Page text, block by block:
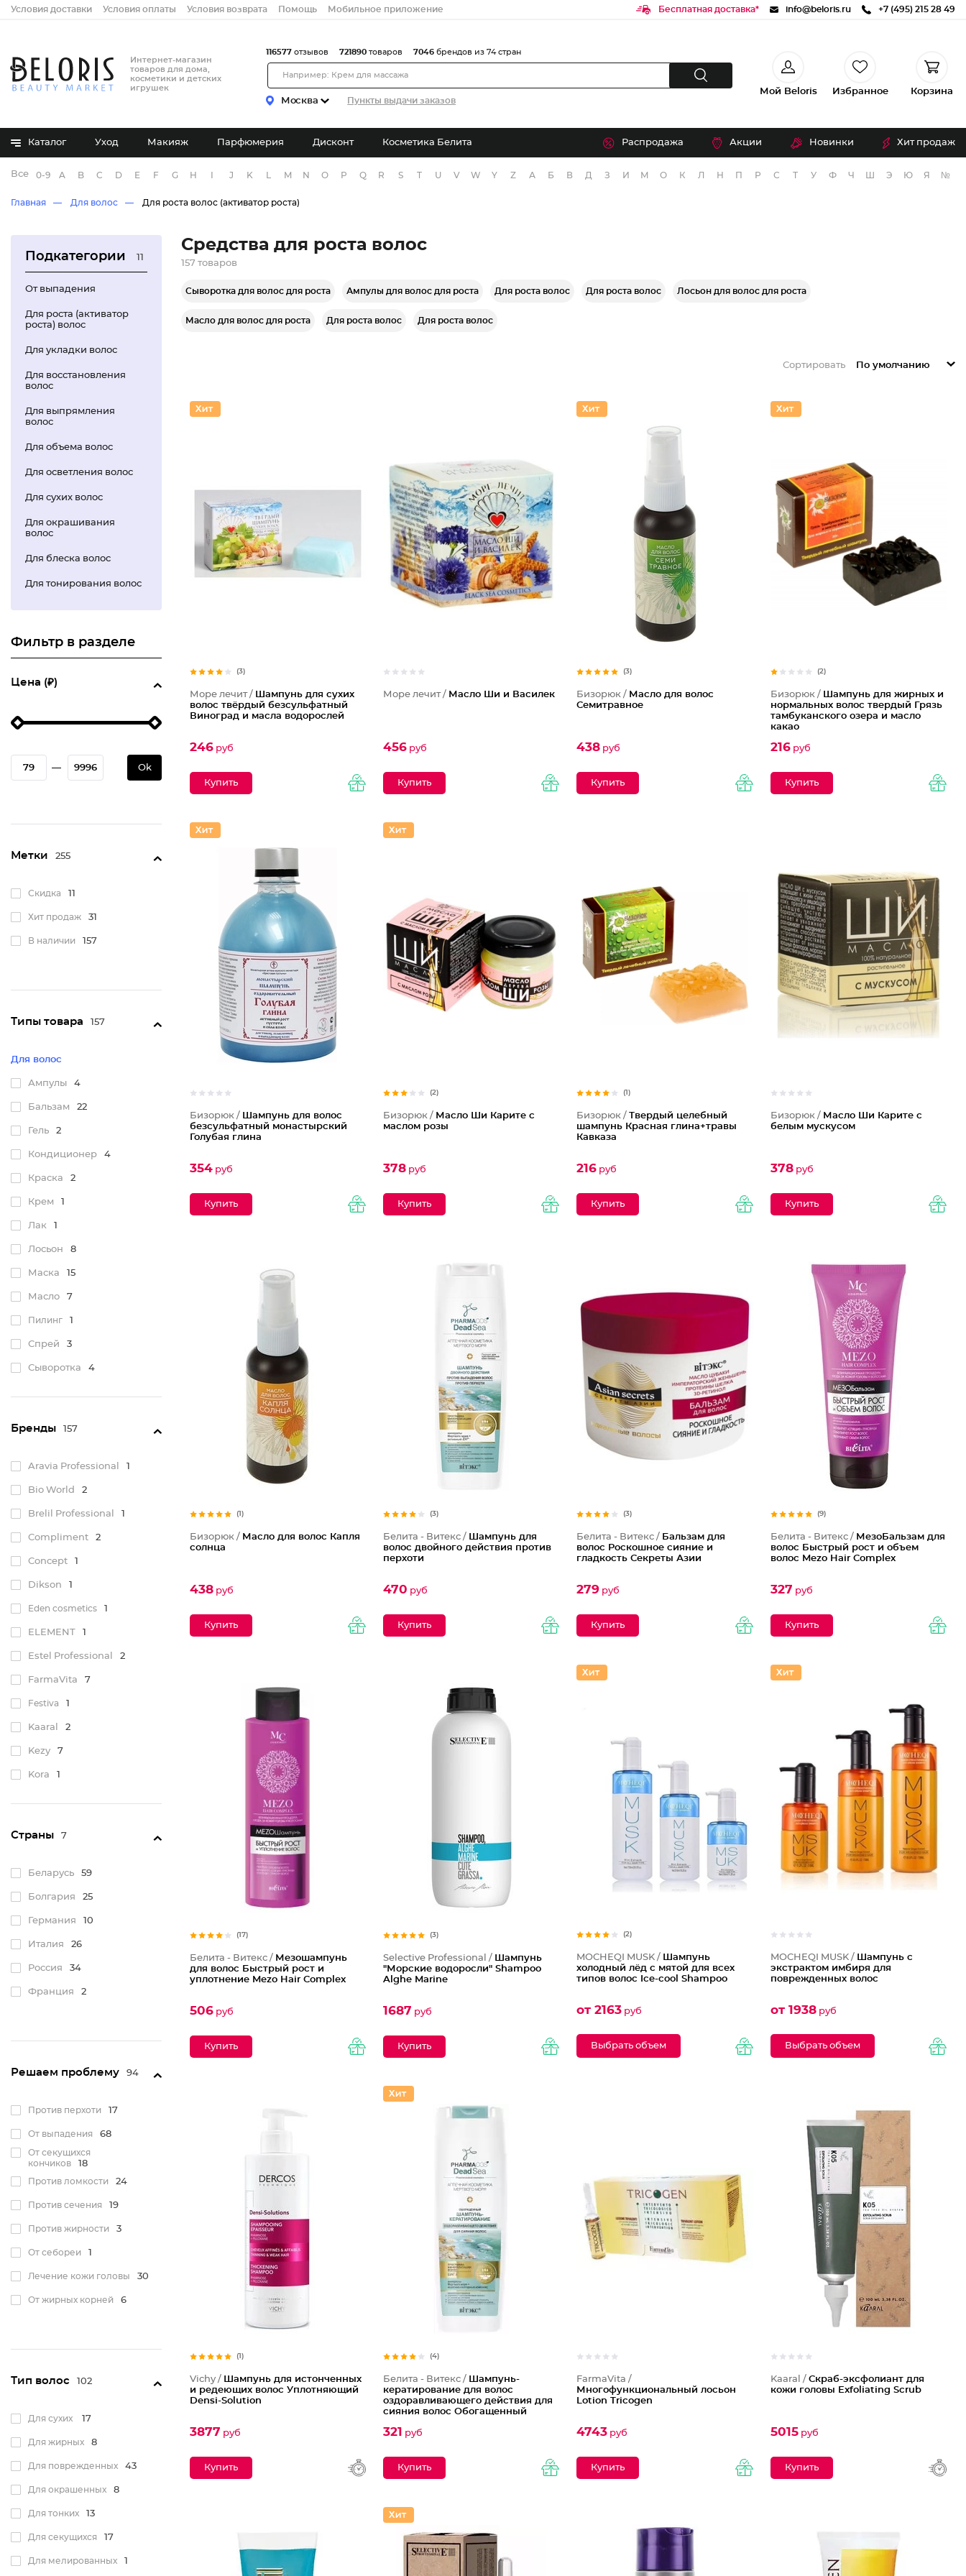
Условия доставки Условия оплаты Условия возврата Помощь Мобильное приложение Бесплатная доставка* info@beloris.ru +7 (495) 215 28 49
Интернет-магазин
товаров для дома,
косметики и детских
игрушек
Москва Пункты выдачи заказов
116577 отзывов 721890 товаров 7046 брендов из 74 стран
Мой Beloris Избранное Корзина
Каталог Уход Макияж Парфюмерия Дисконт Косметика Белита Распродажа Акции Новинки Хит продаж
Все бренды
0-9 A B C D E F G H J K M N O P Q R S T U V W Y Z А Б В Д З И М О К Л Н П Р С Т У Ф Ч Э Ю Я №
Главная Для волос Для роста волос (активатор роста)
Подкатегории 11
От выпадения
Для роста (активатор
роста) волос
Для укладки волос
Для восстановления
волос
Для выпрямления
волос
Для объема волос
Для осветления волос
Для сухих волос
Для окрашивания
волос
Для блеска волос
Для тонирования волос
Фильтр в разделе
Цена (₽)
— Ok
Метки 255
Скидка 11
Хит продаж 31
В наличии 157
Типы товара 157
Для волос
Ампулы 4
Бальзам 22
Гель 2
Кондиционер 4
Краска 2
Крем 1
Лак 1
Лосьон 8
Маска 15
Масло 7
Пилинг 1
Спрей 3
Сыворотка 4
Бренды 157
Aravia Professional 1
Bio World 2
Brelil Professional 1
Compliment 2
Concept 1
Dikson 1
Eden cosmetics 1
ELEMENT 1
Estel Professional 2
FarmaVita 7
Festiva 1
Kaaral 2
Kezy 7
Kora 1
Natura Siberica
Nook 2
OLLIN Professional
Selective Professional
Tefia 4
Vichy 2
Страны 7
Беларусь 59
Болгария 25
Германия 10
Италия 26
Россия 34
Франция 2
Решаем проблему 94
Против перхоти 17
От выпадения 68
От секущихся
кончиков
18
Против ломкости 24
Против сечения 19
Против жирности 3
От себореи 1
Лечение кожи головы 30
От жирных корней 6
Тип волос 102
Для сухих 17
Для жирных 8
Для поврежденных 43
Для окрашенных 8
Для тонких 13
Для секущихся 17
Для мелированных 1
Средства для роста волос
157 товаров
Сыворотка для волос для роста Ампулы для волос для роста Для роста волос Для роста волос Лосьон для волос для роста
Масло для волос для роста Для роста волос Для роста волос
Сортировать По умолчанию
(3)
Море лечит / Шампунь для сухих
волос твёрдый безсульфатный
Виноград и масла водорослей
246руб
Море лечит / Масло Ши и Василек
456руб
(3)
Бизорюк / Масло для волос
Семитравное
438 руб
(2)
Бизорюк / Шампунь для жирных и
нормальных волос твердый Грязь
тамбуканского озера и масло
какао
216руб
Бизорюк / Шампунь для волос
безсульфатный монастырский
Голубая глина
354руб
(2)
Бизорюк / Масло Ши Карите с
маслом розы
378руб
(1)
Бизорюк /
Твердый целебный
шампунь Красная глина+травы
Кавказа
216 руб
Бизорюк / Масло Ши Карите с
белым мускусом
378руб
(1)
Бизорюк / Масло для волос Капля
солнца
438руб
(3)
Белита - Витекс / Шампунь для
волос двойного действия против
перхоти
470 руб
(3)
Белита - Витекс / Бальзам для
волос Роскошное сияние и
гладкость Секреты Азии
279 руб
(9)
Белита - Витекс / МезоБальзам для
волос Быстрый рост и объем
волос Mezo Hair Complex
327 руб
(17)
Белита - Витекс / Мезошампунь
для волос Быстрый рост и
уплотнение Mezo Hair Complex
506руб
(3)
Selective Professional / Шампунь
"Морские водоросли" Shampoo
Alghe Marine
1687 руб
(2)
MOCHEQI MUSK / Шампунь
холодный лёд с мятой для всех
типов волос Ice-cool Shampoo
от 2163 руб
Выбрать объем
MOCHEQI MUSK / Шампунь с
экстрактом имбиря для
поврежденных волос
от 1938руб
Выбрать объем
(1)
Vichy / Шампунь для истонченных
и редеющих волос Уплотняющий
Densi-Solution
3877 руб
(4)
Белита - Витекс / Шампунь-
кератирование для волос
оздоравливающего действия для
сияния волос Обогащенный
321 руб
FarmaVita /
Многофункциональный лосьон
Lotion Tricogen
4743 руб
Kaaral / Скраб-эксфолиант для
кожи головы Exfoliating Scrub
5015руб